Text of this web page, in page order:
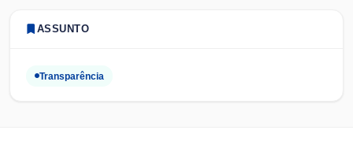
ASSUNTO
Transparência